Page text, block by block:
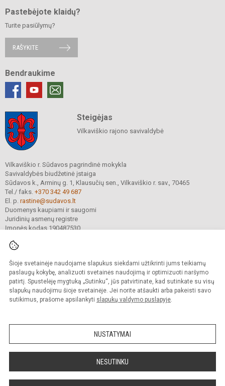
Šioje svetainėje naudojame slapukus siekdami užtikrinti jums teikiamų
paslaugų kokybę, analizuoti svetainės naudojimą ir optimizuoti naršymo
patirtį. Spustelėję mygtuką „Sutinku“, jūs patvirtinate, kad sutinkate su visų
slapukų naudojimu šioje svetainėje. Jei norite atšaukti arba pakeisti savo
sutikimus, prašome apsilankyti slapukų valdymo puslapyje.
NUSTATYMAI
NESUTINKU
Pastebėjote klaidų?
Turite pasiūlymų?
RAŠYKITE
Bendraukime
Steigėjas
Vilkaviškio rajono savivaldybė
Vilkaviškio r. Sūdavos pagrindinė mokykla
Savivaldybės biudžetinė įstaiga
Sūdavos k., Arminų g. 1, Klausučių sen., Vilkaviškio r. sav., 70465
Tel./ faks. +370 342 49 687
El. p. rastine@sudavos.lt
Duomenys kaupiami ir saugomi
Juridinių asmenų registre
Įmonės kodas 190487530
© 2025. Vilkaviškio r. Sūdavos pagrindinė mokykla. Visos teisės saugomos.
Kopijuoti turinį be raštiško įstaigos administracijos sutikimo griežtai draudžiama.
Prieinamumo paraiška Slapukų valdymas
Sumanus būdas atnaujinti